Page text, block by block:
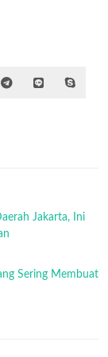
Jakarta, Ini
Sering Membuat